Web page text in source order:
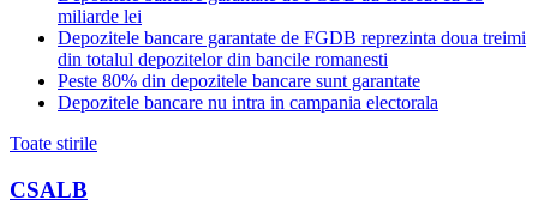
miliarde lei
Depozitele bancare garantate de FGDB reprezinta doua treimi
din totalul depozitelor din bancile romanesti
Peste 80% din depozitele bancare sunt garantate
Depozitele bancare nu intra in campania electorala
Toate stirile
CSALB